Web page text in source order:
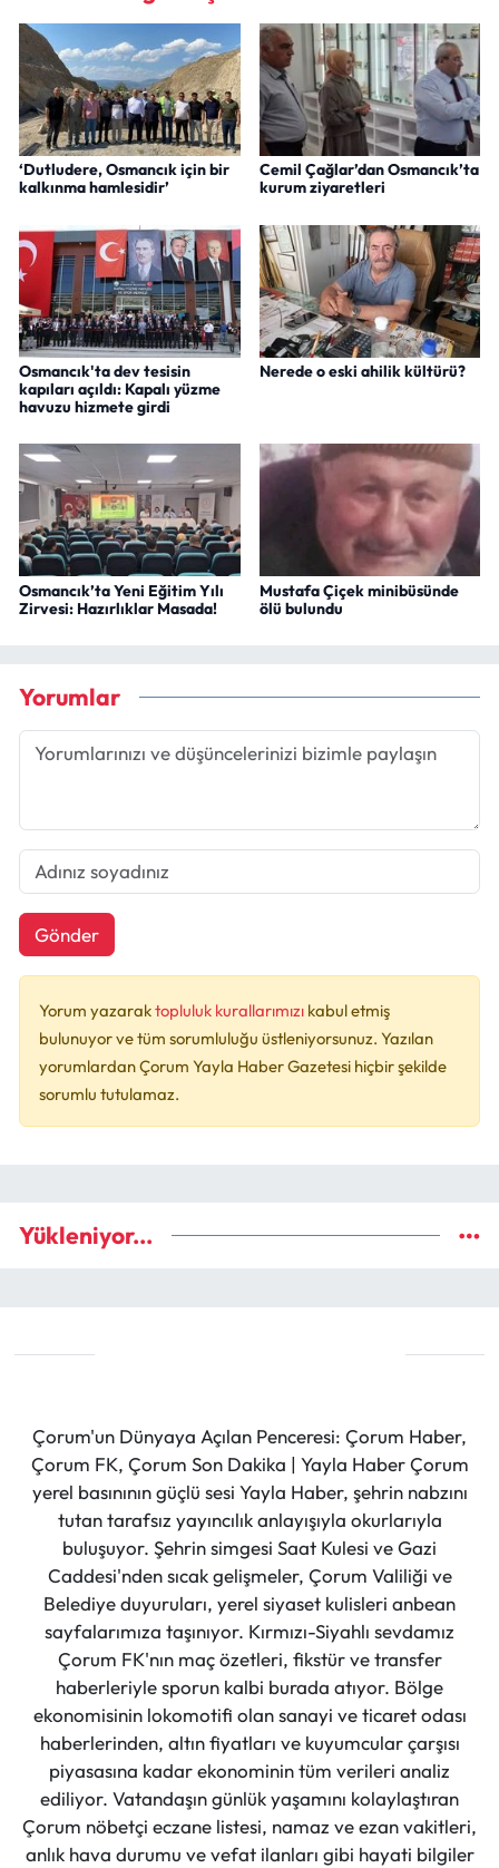
‘Dutludere, Osmancık için bir
kalkınma hamlesidir’
Cemil Çağlar’dan Osmancık’ta
kurum ziyaretleri
Osmancık'ta dev tesisin
kapıları açıldı: Kapalı yüzme
havuzu hizmete girdi
Nerede o eski ahilik kültürü?
Osmancık’ta Yeni Eğitim Yılı
Zirvesi: Hazırlıklar Masada!
Mustafa Çiçek minibüsünde
ölü bulundu
Yorumlar
Gönder
Yorum yazaraktopluluk kurallarımızı kabul etmiş
bulunuyor ve tüm sorumluluğu üstleniyorsunuz. Yazılan
yorumlardan Çorum Yayla Haber Gazetesi hiçbir şekilde
sorumlu tutulamaz.
Yükleniyor...
Çorum'un Dünyaya Açılan Penceresi: Çorum Haber,
Çorum FK, Çorum Son Dakika | Yayla Haber Çorum
yerel basınının güçlü sesi Yayla Haber, şehrin nabzını
tutan tarafsız yayıncılık anlayışıyla okurlarıyla
buluşuyor. Şehrin simgesi Saat Kulesi ve Gazi
Caddesi'nden sıcak gelişmeler, Çorum Valiliği ve
Belediye duyuruları, yerel siyaset kulisleri anbean
sayfalarımıza taşınıyor. Kırmızı-Siyahlı sevdamız
Çorum FK'nın maç özetleri, fikstür ve transfer
haberleriyle sporun kalbi burada atıyor. Bölge
ekonomisinin lokomotifi olan sanayi ve ticaret odası
haberlerinden, altın fiyatları ve kuyumcular çarşısı
piyasasına kadar ekonominin tüm verileri analiz
ediliyor. Vatandaşın günlük yaşamını kolaylaştıran
Çorum nöbetçi eczane listesi, namaz ve ezan vakitleri,
anlık hava durumu ve vefat ilanları gibi hayati bilgiler